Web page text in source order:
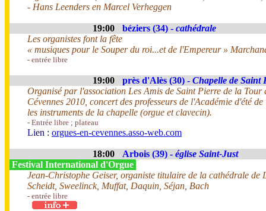
- Hans Leenders en Marcel Verheggen
19:00 béziers (34) - cathédrale
Les organistes font la fête
« musiques pour le Souper du roi...et de l'Empereur »
- entrée libre
19:00 près d'Alès (30) - Chapelle de Saint
Organisé par l'association Les Amis de Saint Pierre de la Tour
Cévennes 2010, concert des professeurs de l'Académie d'été
les instruments de la chapelle (orgue et clavecin).
- Entrée libre ; plateau
Lien : orgues-en-cevennes.asso-web.com
18:00 Arbois (39) - église Saint-Just
Festival International d'Orgue
Jean-Christophe Geiser, organiste titulaire de la cathédrale de
Scheidt, Sweelinck, Muffat, Daquin, Séjan, Bach
- entrée libre